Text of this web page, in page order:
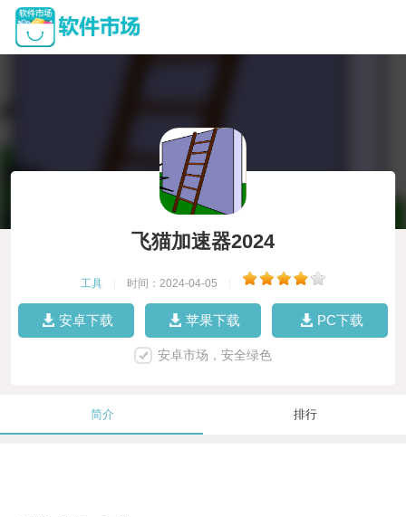
飞猫加速器2024
工具 时间：2024-04-05
安卓下载 苹果下载 PC下载
安卓市场，安全绿色
简介 排行